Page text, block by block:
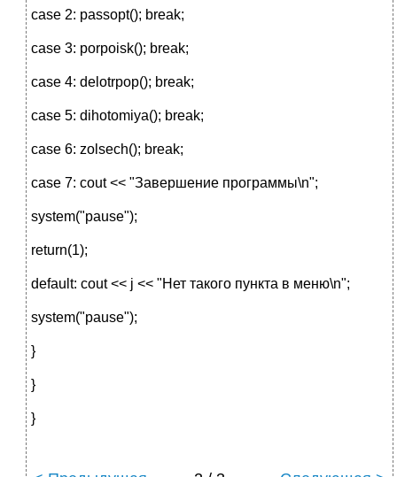
case 2: passopt(); break;
case 3: porpoisk(); break;
case 4: delotrpop(); break;
case 5: dihotomiya(); break;
case 6: zolsech(); break;
case 7: cout << "Завершение программы\n";
system("pause");
return(1);
default: cout << j << "Нет такого пункта в меню\n";
system("pause");
}
}
}